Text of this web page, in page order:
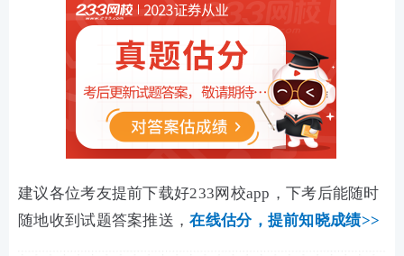
建议各位考友提前下载好233网校app，下考后能随时
随地收到试题答案推送，在线估分， 提前知晓成绩>>